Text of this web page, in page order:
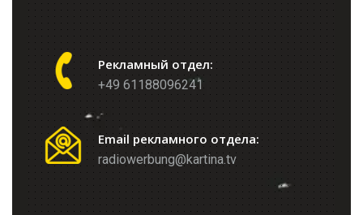
Рекламный отдел:
+49 61188096241
Email рекламного отдела:
radiowerbung@kartina.tv